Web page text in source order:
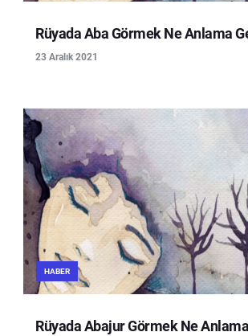
Rüyada Aba Görmek Ne Anlama
23 Aralık 2021
HABER
Rüyada Abajur Görmek Ne Anlama